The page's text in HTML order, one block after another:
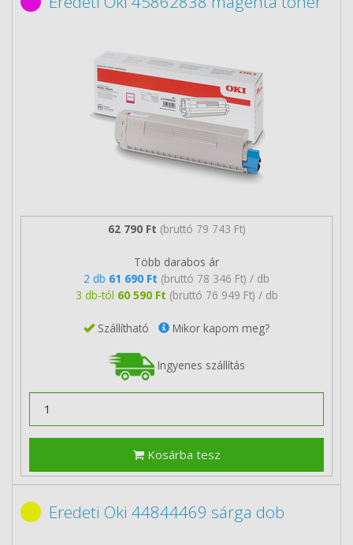
62 790 Ft (bruttó 79 743 Ft)
Több darabos ár
2 db 61 690 Ft (bruttó 78 346 Ft) / db
3 db-tól 60 590 Ft (bruttó 76 949 Ft) / db
Szállítható Mikor kapom meg?
Ingyenes szállítás
Kosárba tesz
Eredeti Oki 44844469 sárga dob